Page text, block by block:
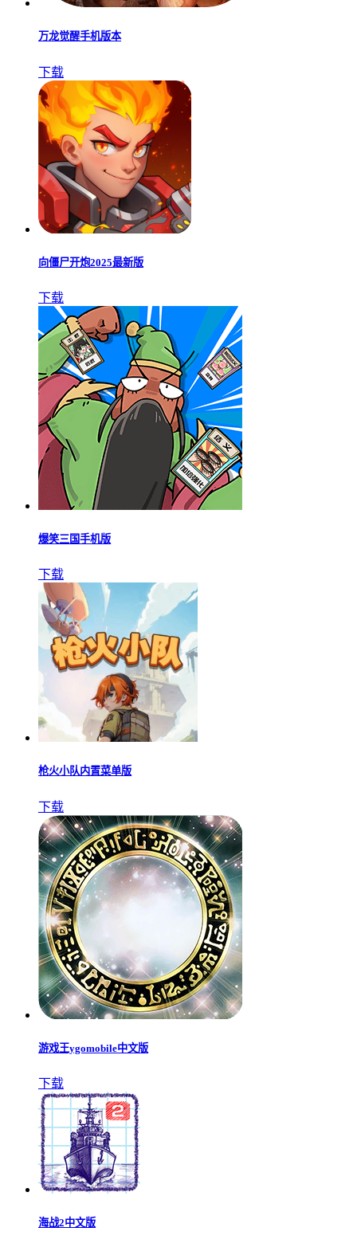
万龙觉醒手机版本
下载
向僵尸开炮2025最新版
下载
爆笑三国手机版
下载
枪火小队内置菜单版
下载
游戏王ygomobile中文版
下载
海战2中文版